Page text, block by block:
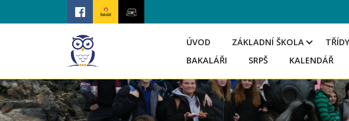
ÚVOD ZÁKLADNÍ ŠKOLA TŘÍDY
BAKALÁŘI
SRPŠ KALENDÁŘ